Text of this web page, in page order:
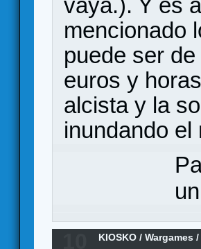
vaya.). Y es
mencionado
puede ser
euros y
alcista y la
inundando
KIOSKO /Wargames /